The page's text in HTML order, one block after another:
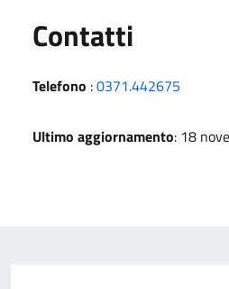
Contatti
Telefono :0371.442675
Ultimo aggiornamento: 18